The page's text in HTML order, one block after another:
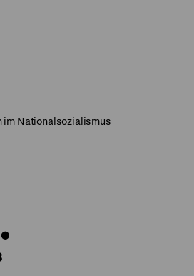
im Nationalsozialismus